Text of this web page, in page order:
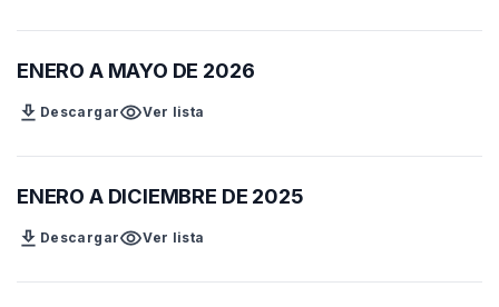
ENERO A MAYO DE 2026
download DescargarvisibilityVer lista
ENERO A DICIEMBRE DE 2025
download DescargarvisibilityVer lista